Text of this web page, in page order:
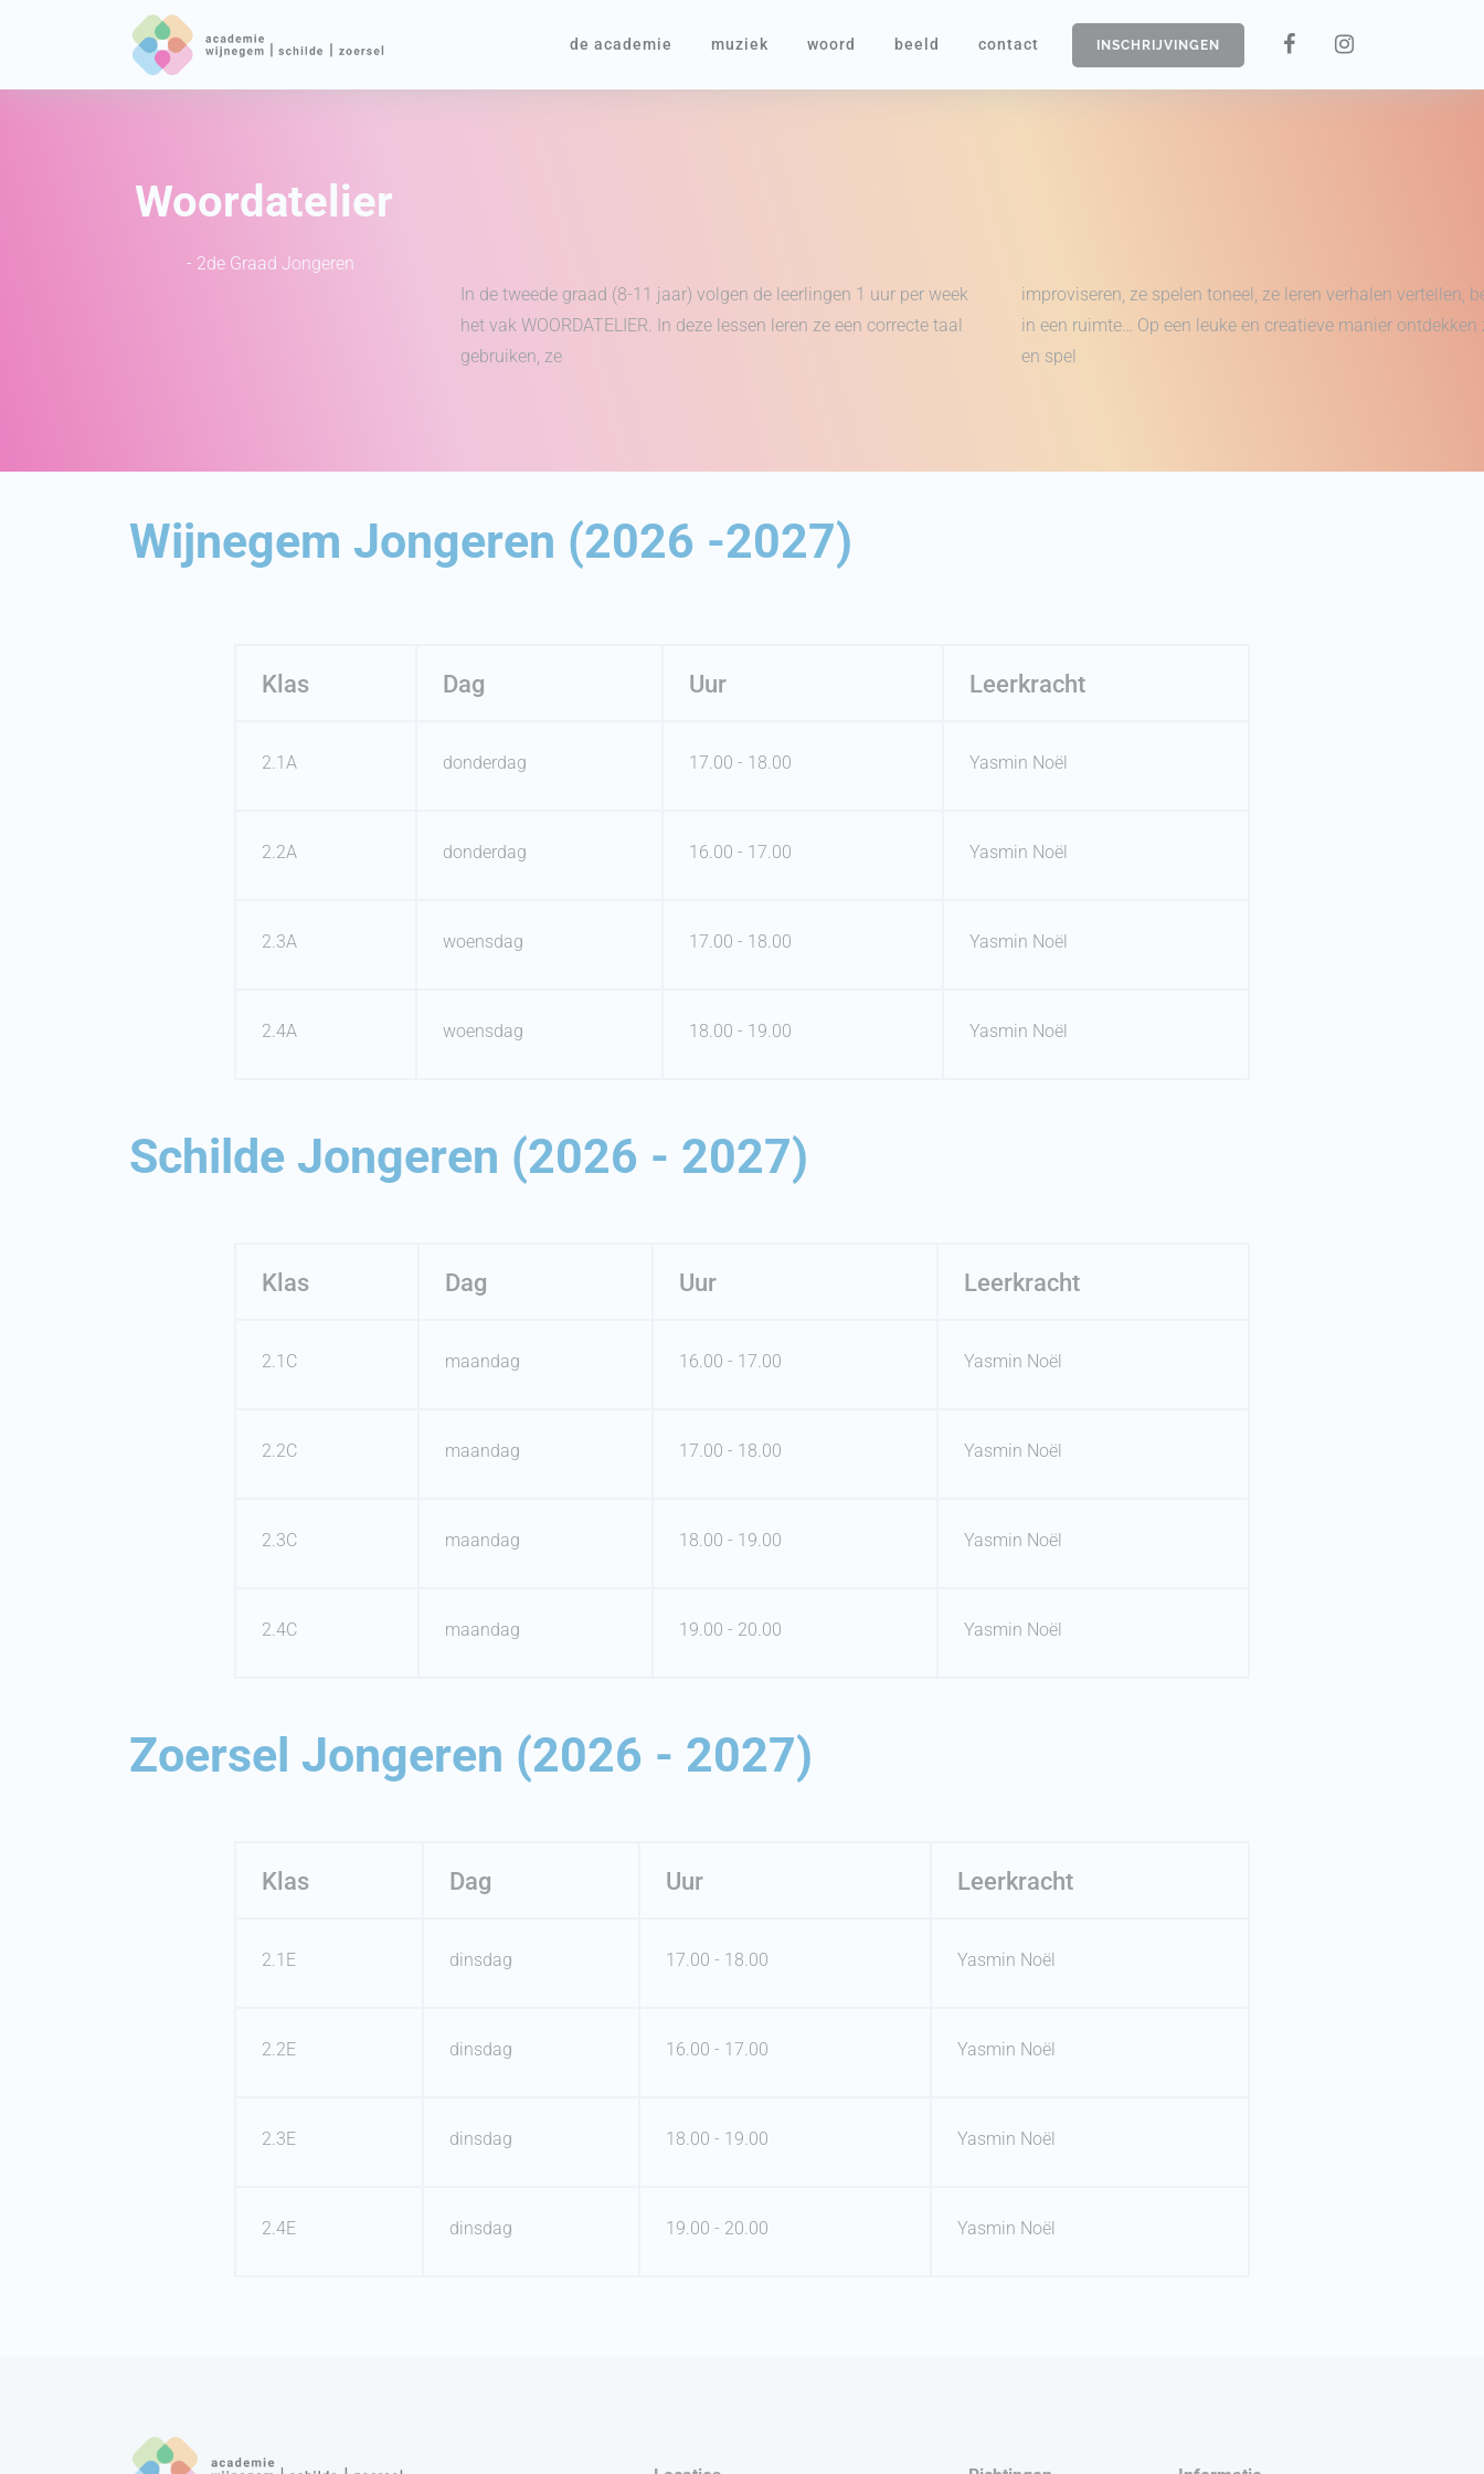
de academie muziek woord beeld contact INSCHRIJVINGEN
Woordatelier
- 2de Graad Jongeren
In de tweede graad (8-11 jaar) volgen de leerlingen 1 uur per week
het vak WOORDATELIER. In deze lessen leren ze een correcte taal
gebruiken, ze
improviseren, ze spelen toneel, ze leren verhalen vertellen,
in een ruimte… Op een leuke en creatieve manier ontdekken
en spel
Wijnegem Jongeren (2026 -2027)
Klas Dag Uur Leerkracht
2.1A donderdag 17.00 - 18.00 Yasmin Noël
2.2A donderdag 16.00 - 17.00 Yasmin Noël
2.3A woensdag 17.00 - 18.00 Yasmin Noël
2.4A woensdag 18.00 - 19.00 Yasmin Noël
Schilde Jongeren (2026 - 2027)
Klas Dag Uur Leerkracht
2.1C maandag 16.00 - 17.00 Yasmin Noël
2.2C maandag 17.00 - 18.00 Yasmin Noël
2.3C maandag 18.00 - 19.00 Yasmin Noël
2.4C maandag 19.00 - 20.00 Yasmin Noël
Zoersel Jongeren (2026 - 2027)
Klas Dag Uur Leerkracht
2.1E dinsdag 17.00 - 18.00 Yasmin Noël
2.2E dinsdag 16.00 - 17.00 Yasmin Noël
2.3E dinsdag 18.00 - 19.00 Yasmin Noël
2.4E dinsdag 19.00 - 20.00 Yasmin Noël